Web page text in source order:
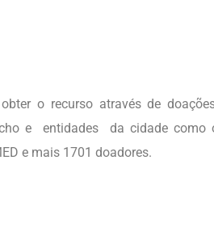
o recurso através de
e entidades da cidade como
e mais 1701 doadores.